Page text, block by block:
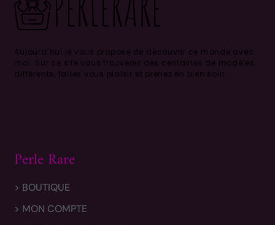
Aujourd’hui je vous propose de découvrir ce monde avec
moi. Sur ce site vous trouverez des centaines de modèles
différents, faites vous plaisir et prenez en bien soin .
Perle Rare
> BOUTIQUE
> MON COMPTE